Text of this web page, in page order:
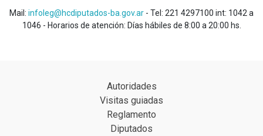
Mail: infoleg@hcdiputados-ba.gov.ar - Tel: 221 4297100 int: 1042 a
1046 - Horarios de atención: Días hábiles de 8:00 a 20:00 hs.
Autoridades
Visitas guiadas
Reglamento
Diputados